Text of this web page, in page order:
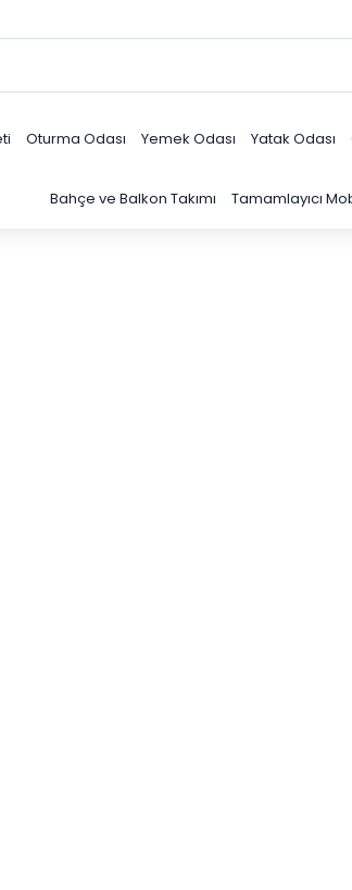
Oturma Odası Yemek Odası Yatak Odası
Bahçe ve Balkon Takımı Tamamlayıcı